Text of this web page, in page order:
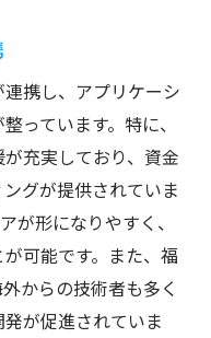
携し、アプリケーシ
っています。特に、
充実しており、資金
グが提供されていま
が形になりやすく、
可能です。また、福
からの技術者も多く
が促進されていま